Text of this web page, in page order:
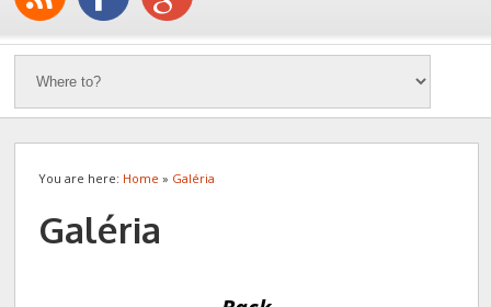
You are here: Home » Galéria
Galéria